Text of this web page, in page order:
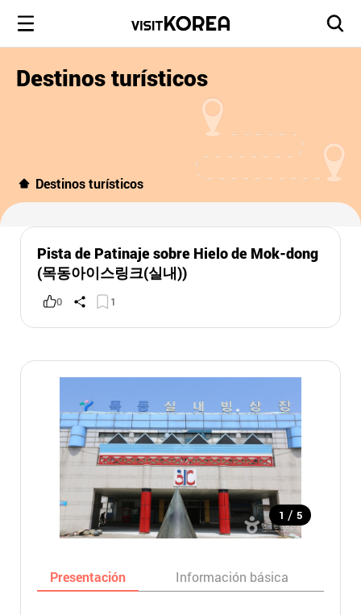
Destinos turísticos
Destinos turísticos
Pista de Patinaje sobre Hielo de Mok-dong
(목동아이스링크(실내))
0 1
1 / 5
Presentación Información básica